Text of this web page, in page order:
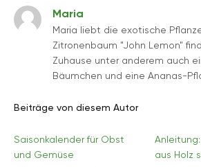
Maria
Maria liebt die exotische
Zitronenbaum "John Lemon"
Zuhause unter anderem auch
Bäumchen und eine Ananas-
Beiträge von diesem Autor
Saisonkalender für Obst
und Gemüse
aus Holz